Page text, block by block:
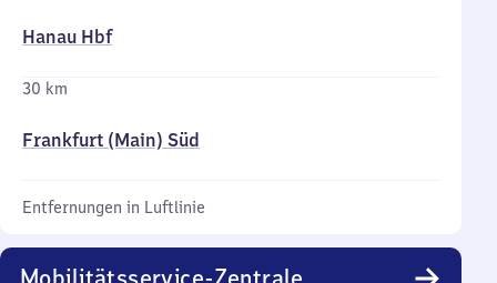
Hanau Hbf
30 km
Frankfurt (Main) Süd
Entfernungen in Luftlinie